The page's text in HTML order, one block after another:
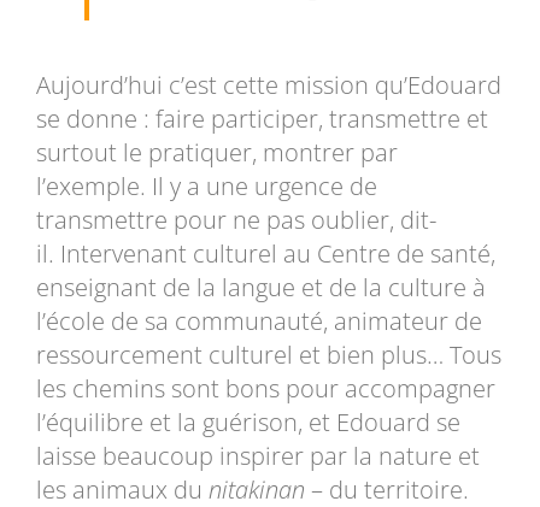
Aujourd’hui c’est cette mission qu’Edouard
se donne : faire participer, transmettre et
surtout le pratiquer, montrer par
l’exemple. Il y a une urgence de
transmettre pour ne pas oublier, dit-
il. Intervenant culturel au Centre de santé,
enseignant de la langue et de la culture à
l’école de sa communauté, animateur de
ressourcement culturel et bien plus… Tous
les chemins sont bons pour accompagner
l’équilibre et la guérison, et Edouard se
laisse beaucoup inspirer par la nature et
les animaux du nitakinan – du territoire.